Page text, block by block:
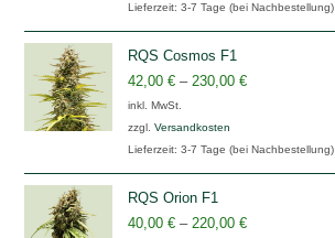
Lieferzeit:3-7 Tage (bei Nachbestellung)
RQS Cosmos F1
42,00€ –230,00€
inkl. MwSt.
zzgl.Versandkosten
Lieferzeit:3-7 Tage (bei Nachbestellung)
RQS Orion F1
40,00€ –220,00€